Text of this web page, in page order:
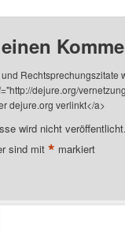
Rechtsprechungszitate
dejure.org/
dejure.org verlinkt</a>
wird nicht veröffentlicht.
sind mit* markiert